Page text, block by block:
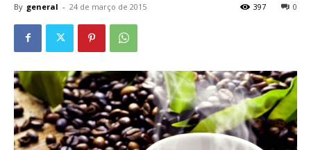
By general - 24 de março de 2015 0
397